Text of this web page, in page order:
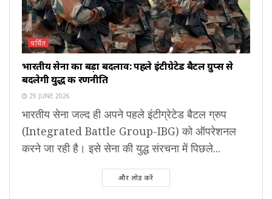
चर्चित
भारतीय सेना का बड़ा बदलाव: पहले इंटीग्रेटेड बैटल ग्रुप्स से
बदलेगी युद्ध की रणनीति
29 JUNE 2026
भारतीय सेना जल्द ही अपने पहले इंटीग्रेटेड बैटल ग्रुप
(Integrated Battle Group-IBG) को ऑपरेशनल
करने जा रही है। इसे सेना की युद्ध संरचना में पिछले...
और लोड करें